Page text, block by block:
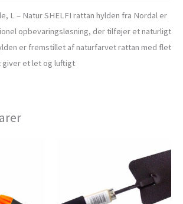
L – Natur SHELFI rattan hylden fra Nordal er
opbevaringsløsning, der tilføjer et naturligt
er fremstillet af naturfarvet rattan med flet
giver et let og luftigt